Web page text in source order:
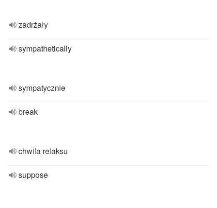
zadrżały
sympathetically
sympatycznie
break
chwila relaksu
suppose